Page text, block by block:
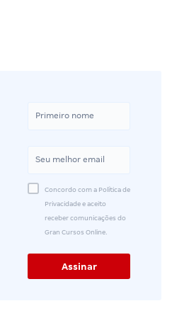
Concordo com a Política de
Privacidade e aceito
receber comunicações do
Gran Cursos Online.